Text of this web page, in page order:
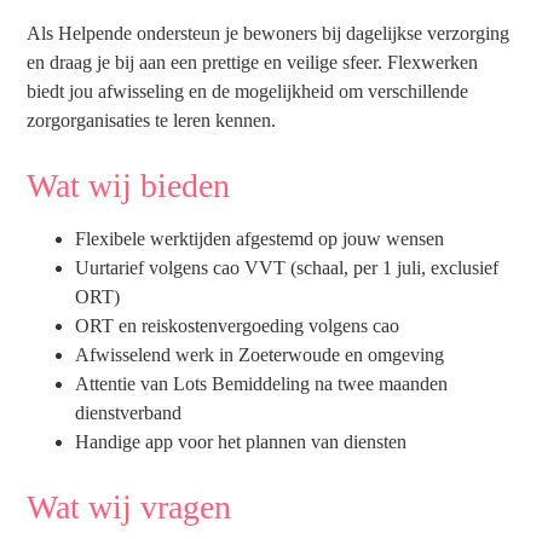
Als Helpende ondersteun je bewoners bij dagelijkse verzorging
en draag je bij aan een prettige en veilige sfeer. Flexwerken
biedt jou afwisseling en de mogelijkheid om verschillende
zorgorganisaties te leren kennen.
Wat wij bieden
Flexibele werktijden afgestemd op jouw wensen
Uurtarief volgens cao VVT (schaal, per 1 juli, exclusief
ORT)
ORT en reiskostenvergoeding volgens cao
Afwisselend werk in Zoeterwoude en omgeving
Attentie van Lots Bemiddeling na twee maanden
dienstverband
Handige app voor het plannen van diensten
Wat wij vragen